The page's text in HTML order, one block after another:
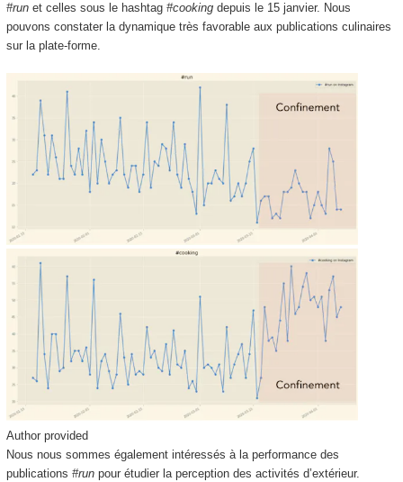
#runet celles sous le hashtag #cookingdepuis le 15 janvier. Nous
pouvons constater la dynamique très favorable aux publications culinaires
sur la plate-forme.
Author provided
Nous nous sommes également intéressés à la performance des
publications #runpour étudier la perception des activités d’extérieur.